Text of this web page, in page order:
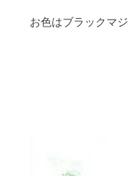
お色はブラックマ